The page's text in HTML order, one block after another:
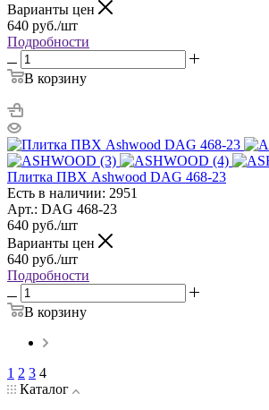
Варианты цен
640 руб./шт
Подробности
В корзину
Плитка ПВХ Ashwood DAG 468-23
Есть в наличии: 2951
Арт.: DAG 468-23
640 руб./шт
Варианты цен
640 руб./шт
Подробности
В корзину
1 2 3 4
Каталог